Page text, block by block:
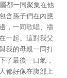
都一同聚集在他
含孫子們在內應
，一同歌唱、禱
一起。這對我父
我的母親一同打
了最後一口氣，
都好像在腹部上